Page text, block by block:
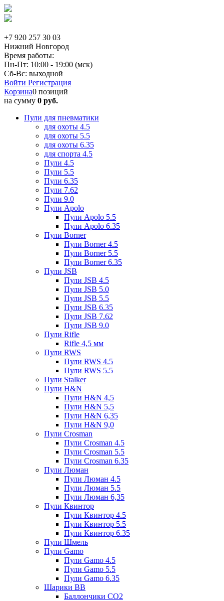
+7 920 257 30 03
Нижний Новгород
Время работы:
Пн-Пт: 10:00 - 19:00 (мск)
Сб-Вс: выходной
Войти Регистрация
Корзина0 позиций
на сумму 0 руб.
Пули для пневматики
для охоты 4.5
для охоты 5.5
для охоты 6.35
для спорта 4.5
Пули 4.5
Пули 5.5
Пули 6.35
Пули 7.62
Пули 9.0
Пули Apolo
Пули Apolo 5.5
Пули Apolo 6.35
Пули Borner
Пули Borner 4.5
Пули Borner 5.5
Пули Borner 6.35
Пули JSB
Пули JSB 4.5
Пули JSB 5.0
Пули JSB 5.5
Пули JSB 6.35
Пули JSB 7.62
Пули JSB 9.0
Пули Rifle
Rifle 4,5 мм
Пули RWS
Пули RWS 4.5
Пули RWS 5.5
Пули Stalker
Пули H&N
Пули H&N 4,5
Пули H&N 5,5
Пули H&N 6,35
Пули H&N 9,0
Пули Crosman
Пули Crosman 4.5
Пули Crosman 5.5
Пули Crosman 6.35
Пули Люман
Пули Люман 4.5
Пули Люман 5.5
Пули Люман 6,35
Пули Квинтор
Пули Квинтор 4.5
Пули Квинтор 5.5
Пули Квинтор 6.35
Пули Шмель
Пули Gamo
Пули Gamo 4.5
Пули Gamo 5.5
Пули Gamo 6.35
Шарики BB
Баллончики CO2